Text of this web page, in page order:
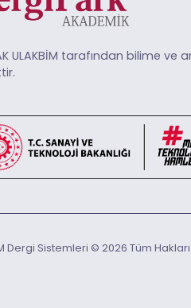
ULAKBİM tarafından bilime ve
Dergi Sistemleri © 2026 Tüm Hakları